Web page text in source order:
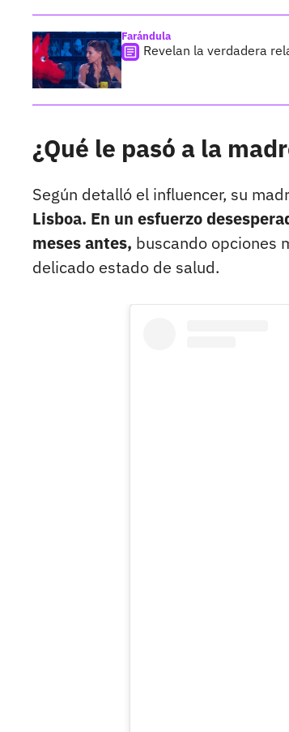
Farándula
Revelan la verdadera
¿Qué le pasó a la
Según detalló el influencer, su
Lisboa. En un esfuerzo
meses antes, buscando opciones
delicado estado de salud.